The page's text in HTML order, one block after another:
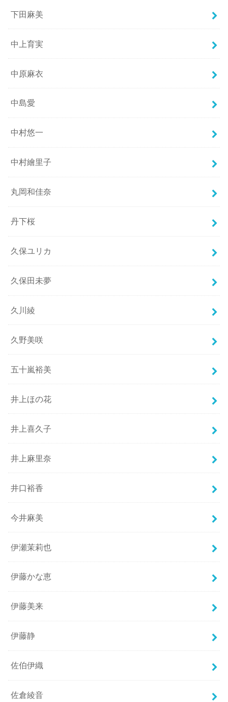
下田麻美
中上育実
中原麻衣
中島愛
中村悠一
中村繪里子
丸岡和佳奈
丹下桜
久保ユリカ
久保田未夢
久川綾
久野美咲
五十嵐裕美
井上ほの花
井上喜久子
井上麻里奈
井口裕香
今井麻美
伊瀬茉莉也
伊藤かな恵
伊藤美来
伊藤静
佐伯伊織
佐倉綾音